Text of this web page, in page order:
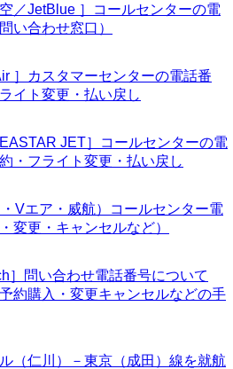
／JetBlue ］コールセンターの電
い合わせ窓口）
］カスタマーセンターの電話番
イト変更・払い戻し
JET］コールセンターの電
・フライト変更・払い戻し
・Vエア・威航）コールセンター電
変更・キャンセルなど）
］問い合わせ電話番号について
約購入・変更キャンセルなどの手
（仁川）－東京（成田）線を就航